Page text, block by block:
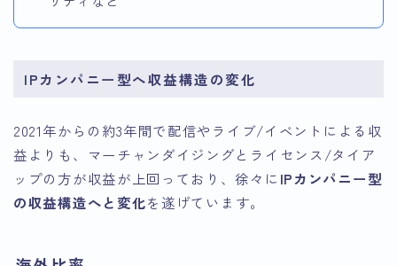
IPカンパニー型へ収益構造の変化
2021年からの約3年間で配信やライブ/イベントによる収
益よりも、マーチャンダイジングとライセンス/タイア
ップの方が収益が上回っており、徐々に IPカンパニー型
の収益構造へと変化を遂げています。